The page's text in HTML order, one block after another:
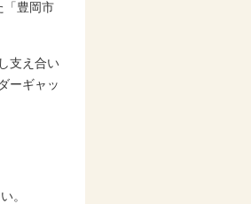
「豊岡市
支え合い
ーギャッ
。